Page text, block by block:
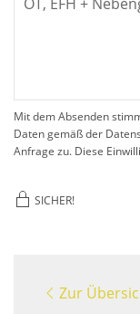
Mit dem Absenden
Daten gemäß der
Anfrage zu. Diese
SICHER!
Zur